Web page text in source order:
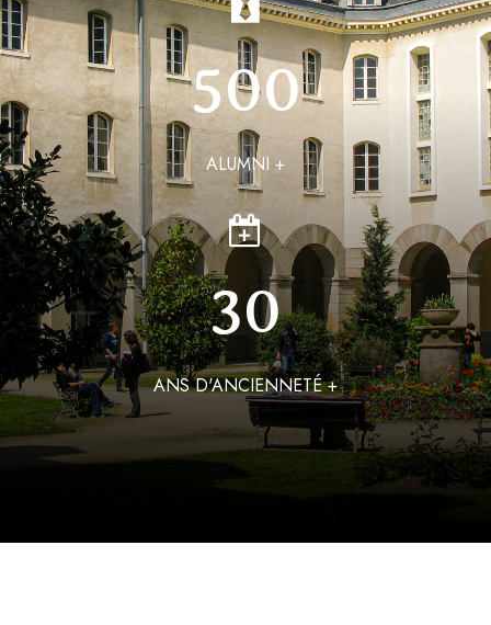
500
ALUMNI +
30
ANS D'ANCIENNETÉ +